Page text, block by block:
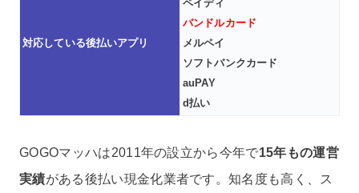
対応している後払いアプリ
ペイディ
バンドルカード
メルペイ
ソフトバンクカード
auPAY
d払い
GOGOマッハは2011年の設立から今年で15年もの運営
実績がある後払い現金化業者です。知名度も高く、ス